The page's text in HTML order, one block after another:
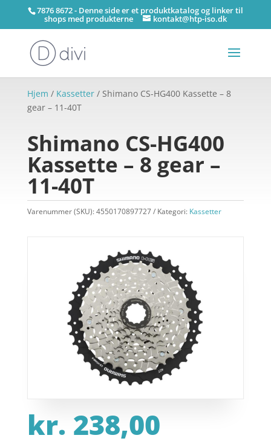
7876 8672 - Denne side er et produktkatalog og linker til
shops med produkterne kontakt@htp-iso.dk
Hjem / Kassetter/ Shimano CS-HG400 Kassette – 8
gear – 11-40T
Shimano CS-HG400
Kassette – 8 gear –
11-40T
Varenummer (SKU):4550170897727 Kategori: Kassetter
kr. 238,00